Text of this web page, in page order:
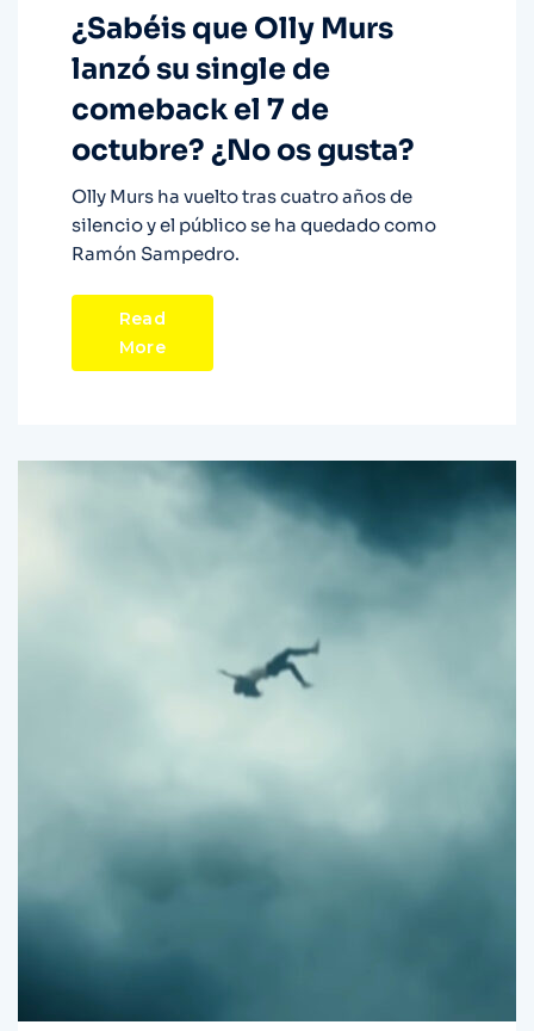
¿Sabéis que Olly Murs
lanzó su single de
comeback el 7 de
octubre? ¿No os gusta?
Olly Murs ha vuelto tras cuatro años de
silencio y el público se ha quedado como
Ramón Sampedro.
Read
More